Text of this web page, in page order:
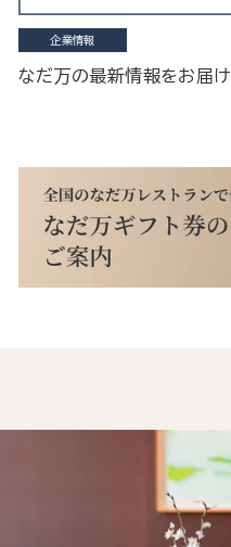
企業情報
なだ万の最新情報をお届け